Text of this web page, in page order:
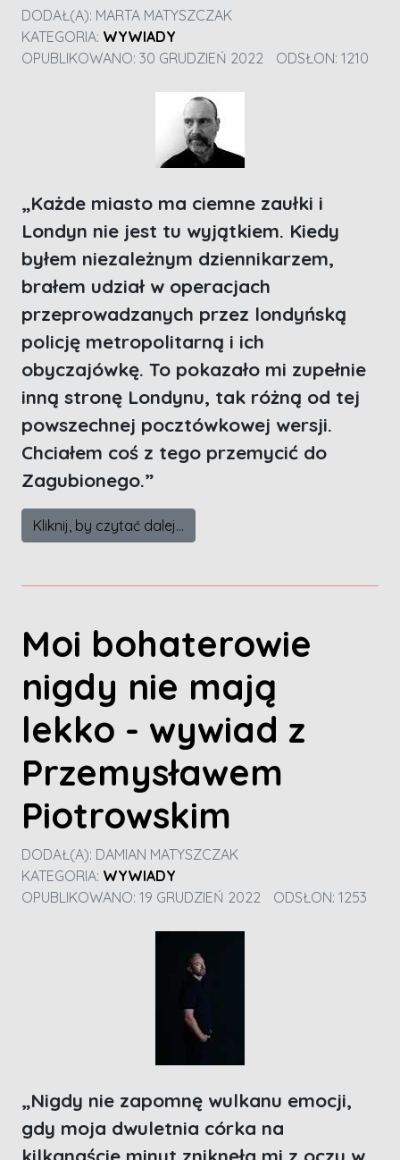
DODAŁ(A): MARTA MATYSZCZAK
KATEGORIA: WYWIADY
OPUBLIKOWANO: 30 GRUDZIEŃ 2022
ODSŁON: 1210
„Każde miasto ma ciemne zaułki i
Londyn nie jest tu wyjątkiem. Kiedy
byłem niezależnym dziennikarzem,
brałem udział w operacjach
przeprowadzanych przez londyńską
policję metropolitarną i ich
obyczajówkę. To pokazało mi zupełnie
inną stronę Londynu, tak różną od tej
powszechnej pocztówkowej wersji.
Chciałem coś z tego przemycić do
Zagubionego.”
Kliknij, by czytać dalej...
Moi bohaterowie
nigdy nie mają
lekko - wywiad z
Przemysławem
Piotrowskim
DODAŁ(A): DAMIAN MATYSZCZAK
KATEGORIA: WYWIADY
OPUBLIKOWANO: 19 GRUDZIEŃ 2022
ODSŁON: 1253
„Nigdy nie zapomnę wulkanu emocji,
gdy moja dwuletnia córka na